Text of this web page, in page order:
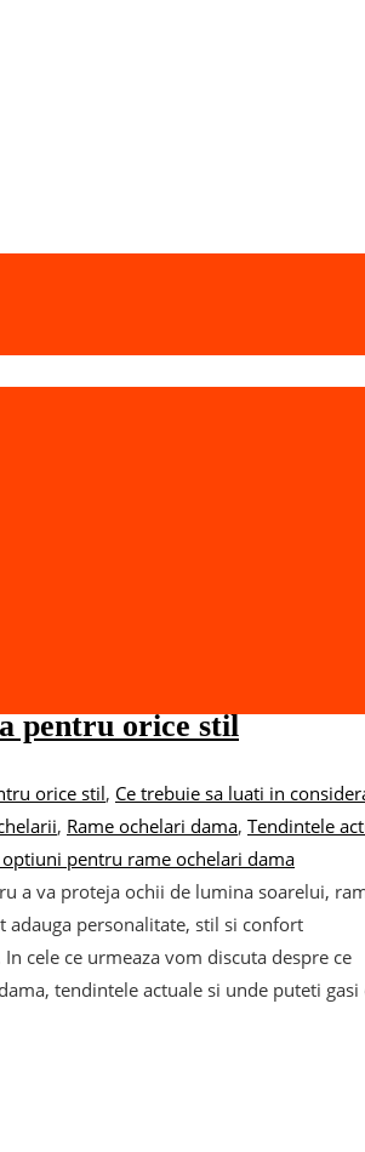
pentru orice stil
orice stil, Ce trebuie sa luati in
, Rame ochelari dama, Tendintele
pentru rame ochelari dama
a va proteja ochii de lumina soarelui,
personalitate, stil si confort
cele ce urmeaza vom discuta despre ce
tendintele actuale si unde puteti gasi